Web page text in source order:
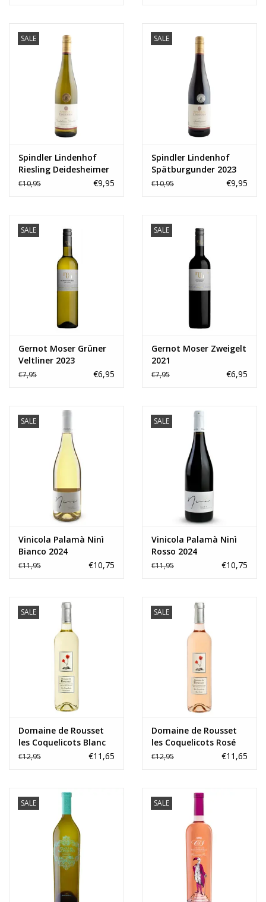
SALE
Spindler Lindenhof
Riesling Deidesheimer
Leinhöhle 2023
€10,95 €9,95
SALE
Spindler Lindenhof
Spätburgunder 2023
€10,95 €9,95
SALE
Gernot Moser Grüner
Veltliner 2023
€7,95 €6,95
SALE
Gernot Moser Zweigelt
2021
€7,95 €6,95
SALE
Vinicola Palamà Ninì
Bianco 2024
€11,95 €10,75
SALE
Vinicola Palamà Ninì
Rosso 2024
€11,95 €10,75
SALE
Domaine de Rousset
les Coquelicots Blanc
Bio 2025
€12,95 €11,65
SALE
Domaine de Rousset
les Coquelicots Rosé
Bio 2025
€12,95 €11,65
SALE SALE